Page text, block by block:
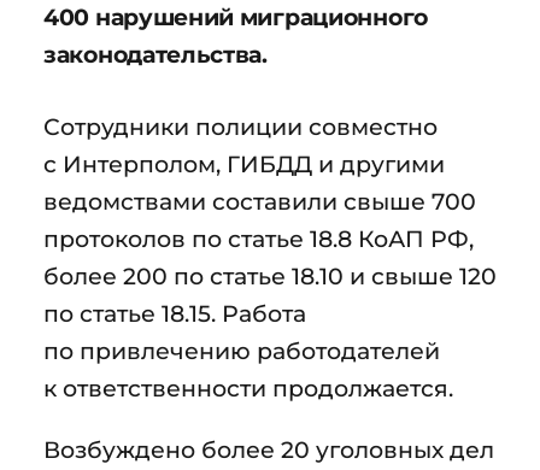
400 нарушений миграционного
законодательства.
Сотрудники полиции совместно
с Интерполом, ГИБДД и другими
ведомствами составили свыше 700
протоколов по статье 18.8 КоАП РФ,
более 200 по статье 18.10 и свыше 120
по статье 18.15. Работа
по привлечению работодателей
к ответственности продолжается.
Возбуждено более 20 уголовных дел